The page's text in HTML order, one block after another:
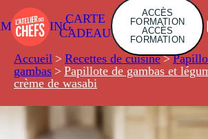
CARTE
CADEAU
ACCÈS
FORMATION
ACCÈS
FORMATION
Accueil > Recettes de cuisine >
gambas > Papillote de gambas et
crème de wasabi